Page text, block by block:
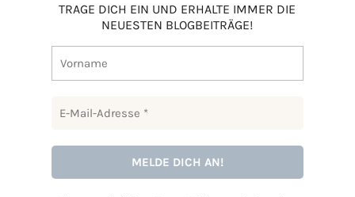
TRAGE DICH EIN UND ERHALTE IMMER DIE
NEUESTEN BLOGBEITRÄGE!